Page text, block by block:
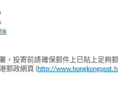
，投寄前請確保郵件上已貼上足夠
郵政網頁 (http://